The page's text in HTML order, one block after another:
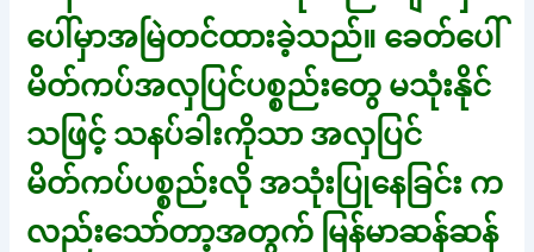
ပေါ်မှာအမြဲတင်ထားခဲ့သည်။ ခေတ်ပေါ်
မိတ်ကပ်အလှပြင်ပစ္စည်းတွေ မသုံးနိုင်
သဖြင့် သနပ်ခါးကိုသာ အလှပြင်
မိတ်ကပ်ပစ္စည်းလို အသုံးပြုနေခြင်း က
လည်းသော်တာ့အတွက် မြန်မာဆန်ဆန်